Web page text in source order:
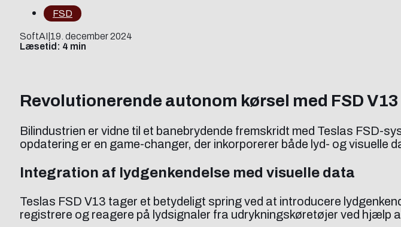
FSD
SoftAI 19. december 2024
Læsetid: 4 min
Revolutionerende autonom kørsel med FSD V13
Bilindustrien er vidne til et banebrydende fremskridt med Teslas FSD-
opdatering er en game-changer, der inkorporerer både lyd- og
Integration af lydgenkendelse med visuelle data
Teslas FSD V13 tager et betydeligt spring ved at introducere
registrere og reagere på lydsignaler fra udrykningskøretøjer ved hjælp